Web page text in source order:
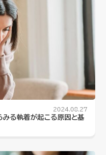
2024.08.27
みる執着が起こる原因と基